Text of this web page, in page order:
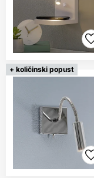
+ količinski popust